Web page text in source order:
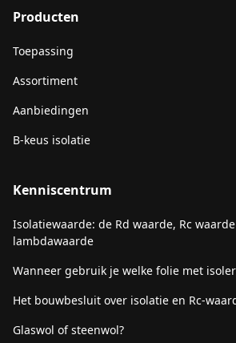
Producten
Toepassing
Assortiment
Aanbiedingen
B-keus isolatie
Kenniscentrum
Isolatiewaarde: de Rd waarde, Rc
lambdawaarde
Wanneer gebruik je welke folie met
Het bouwbesluit over isolatie en Rc-
Glaswol of steenwol?